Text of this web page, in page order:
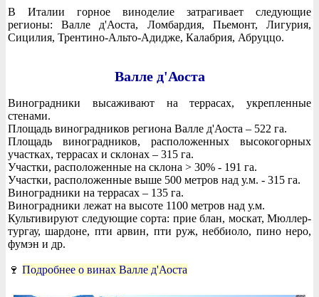
В Италии горное виноделие затрагивает следующие
регионы: Валле д'Аоста, Ломбардия, Пьемонт, Лигурия,
Сицилия, Трентино-Альто-Адидже, Калабрия, Абруццо.
Валле д'Аоста
Виноградники высаживают на террасах, укрепленные
стенами.
Площадь виноградников региона Валле д'Аоста – 522 га.
Площадь виноградников, расположенных высокогорных
участках, террасах и склонах – 315 га.
Участки, расположенные на склона > 30% - 191 га.
Участки, расположенные выше 500 метров над у.м. - 315 га.
Виноградники на террасах – 135 га.
Виноградники лежат на высоте 1100 метров над у.м.
Культивируют следующие сорта: прие блан, москат, Мюллер-
тургау, шардоне, пти арвин, пти руж, неббиоло, пино неро,
фумэн и др.
🍷 Подробнее о винах Валле д'Аоста